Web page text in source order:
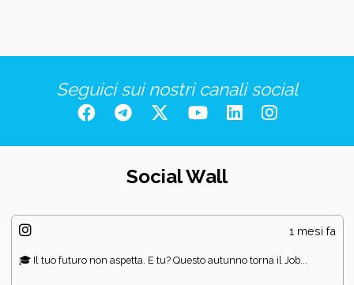
Seguici sui nostri canali social
Social Wall
1 mesi fa
🎓 Il tuo futuro non aspetta. E tu? Questo autunno torna il Job...